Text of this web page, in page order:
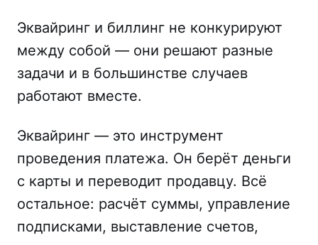
Эквайринг и биллинг не конкурируют
между собой — они решают разные
задачи и в большинстве случаев
работают вместе.
Эквайринг — это инструмент
проведения платежа. Он берёт деньги
с карты и переводит продавцу. Всё
остальное: расчёт суммы, управление
подписками, выставление счетов,